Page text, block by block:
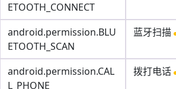
ETOOTH_CONNECT
android.permission.BLU
ETOOTH_SCAN
蓝牙扫描
android.permission.CAL
L_PHONE
拨打电话